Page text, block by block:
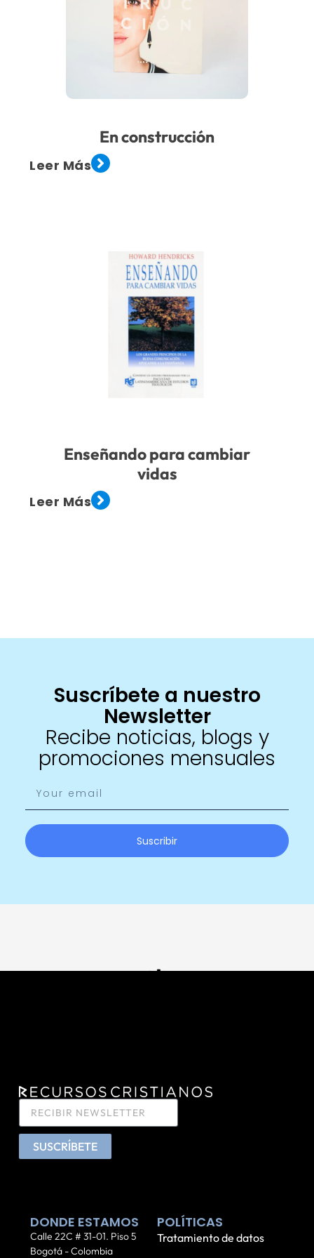
En construcción
Leer Más
Enseñando para cambiar
vidas
Leer Más
Suscríbete a nuestro
Newsletter
Recibe noticias, blogs y
promociones mensuales
Suscribir
SUSCRÍBETE
DONDE ESTAMOS
Calle 22C # 31-01. Piso 5
Bogotá - Colombia
POLÍTICAS
Tratamiento de datos